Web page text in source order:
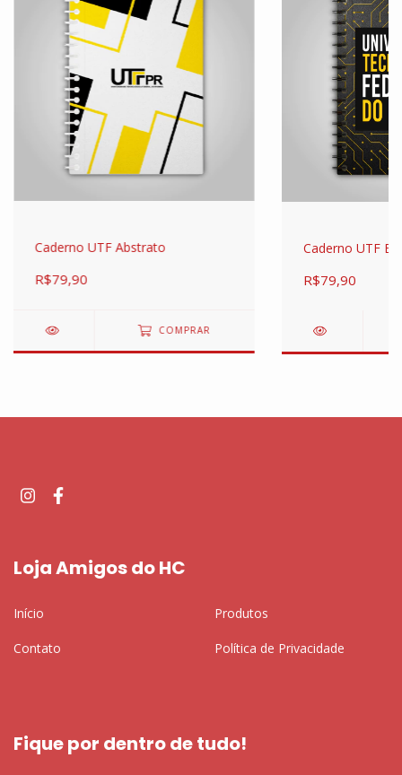
Caderno UTF Abstrato
R$79,90
COMPRAR
Caderno UTF
R$79,90
Loja Amigos do HC
Início Produtos
Contato Política de Privacidade
Fique por dentro de tudo!